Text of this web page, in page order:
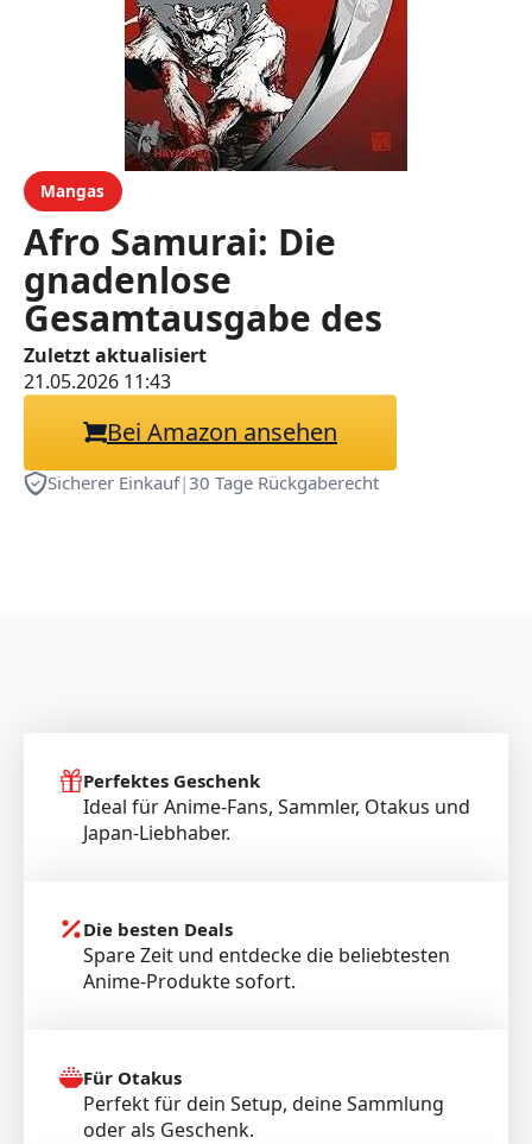
Mangas
Afro Samurai: Die
gnadenlose
Gesamtausgabe des
vergriffenen Manga-
Klassiker
Zuletzt aktualisiert
21.05.2026 11:43
Bei Amazon ansehen
Sicherer Einkauf|30 Tage Rückgaberecht
Perfektes Geschenk
Ideal für Anime-Fans, Sammler, Otakus und
Japan-Liebhaber.
Die besten Deals
Spare Zeit und entdecke die beliebtesten
Anime-Produkte sofort.
Für Otakus
Perfekt für dein Setup, deine Sammlung
oder als Geschenk.